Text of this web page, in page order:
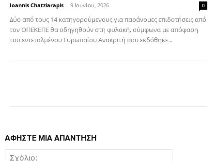
Ioannis Chatziarapis - 9 Ιουνίου, 2026 0
Δύο από τους 14 κατηγορούμενους για παράνομες επιδοτήσεις από
τον ΟΠΕΚΕΠΕ θα οδηγηθούν στη φυλακή, σύμφωνα με απόφαση
του εντεταλμένου Ευρωπαίου Ανακριτή που εκδόθηκε...
ΑΦΗΣΤΕ ΜΙΑ ΑΠΑΝΤΗΣΗ